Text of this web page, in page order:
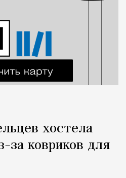
хостела
за ковриков для